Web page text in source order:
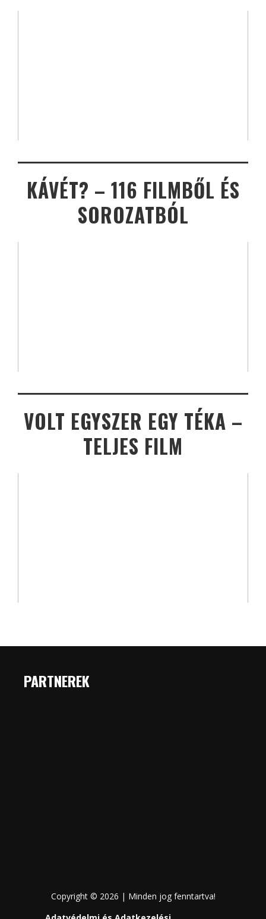
KÁVÉT? – 116 FILMBŐL ÉS
SOROZATBÓL
VOLT EGYSZER EGY TÉKA –
TELJES FILM
PARTNEREK
Copyright © 2026 | Minden jog fenntartva!